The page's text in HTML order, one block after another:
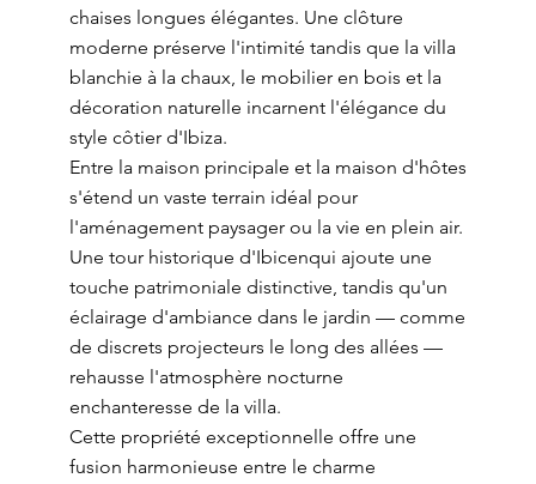
chaises longues élégantes. Une clôture
moderne préserve l'intimité tandis que la villa
blanchie à la chaux, le mobilier en bois et la
décoration naturelle incarnent l'élégance du
style côtier d'Ibiza.
Entre la maison principale et la maison d'hôtes
s'étend un vaste terrain idéal pour
l'aménagement paysager ou la vie en plein air.
Une tour historique d'Ibicenqui ajoute une
touche patrimoniale distinctive, tandis qu'un
éclairage d'ambiance dans le jardin — comme
de discrets projecteurs le long des allées —
rehausse l'atmosphère nocturne
enchanteresse de la villa.
Cette propriété exceptionnelle offre une
fusion harmonieuse entre le charme